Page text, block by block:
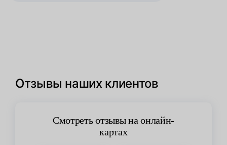
Отзывы наших клиентов
Смотреть отзывы на онлайн-
картах